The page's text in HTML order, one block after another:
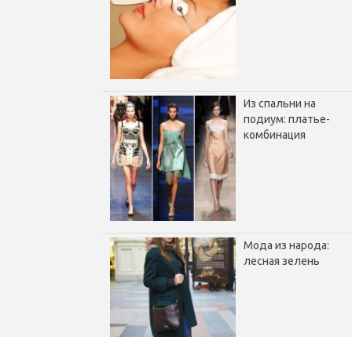
Из спальни на
подиум: платье-
комбинация
Мода из народа:
лесная зелень